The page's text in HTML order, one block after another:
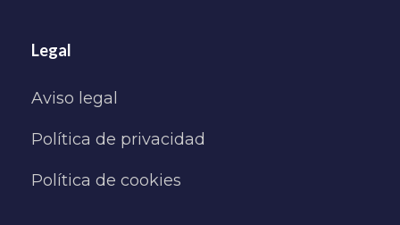
Legal
Aviso legal
Política de privacidad
Política de cookies